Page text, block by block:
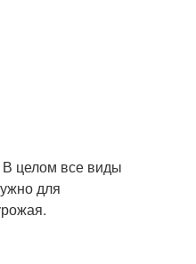
В целом все виды
для